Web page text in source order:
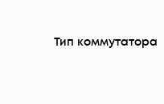
Тип коммутатора